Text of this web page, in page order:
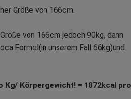
Größe von 166cm.
von 166cm jedoch 90kg, dann
Formel(in unserem Fall 66kg)und
Kg/ Körpergewicht! = 1872kcal pro